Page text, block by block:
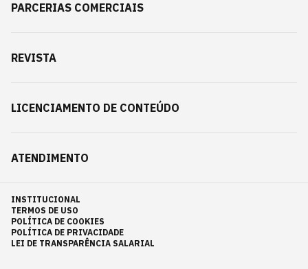
PARCERIAS COMERCIAIS
REVISTA
LICENCIAMENTO DE CONTEÚDO
ATENDIMENTO
INSTITUCIONAL
TERMOS DE USO
POLÍTICA DE COOKIES
POLÍTICA DE PRIVACIDADE
LEI DE TRANSPARÊNCIA SALARIAL